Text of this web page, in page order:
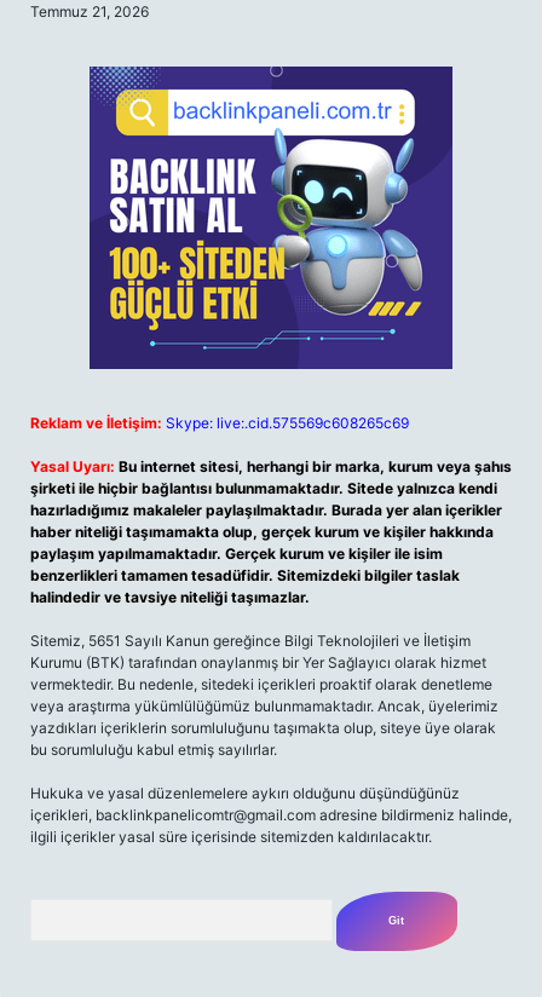
Temmuz 21, 2026
Reklam ve İletişim: Skype: live:.cid.575569c608265c69
Yasal Uyarı: Bu internet sitesi, herhangi bir marka, kurum veya şahıs
şirketi ile hiçbir bağlantısı bulunmamaktadır. Sitede yalnızca kendi
hazırladığımız makaleler paylaşılmaktadır. Burada yer alan içerikler
haber niteliği taşımamakta olup, gerçek kurum ve kişiler hakkında
paylaşım yapılmamaktadır. Gerçek kurum ve kişiler ile isim
benzerlikleri tamamen tesadüfidir. Sitemizdeki bilgiler taslak
halindedir ve tavsiye niteliği taşımazlar.
Sitemiz, 5651 Sayılı Kanun gereğince Bilgi Teknolojileri ve İletişim
Kurumu (BTK) tarafından onaylanmış bir Yer Sağlayıcı olarak hizmet
vermektedir. Bu nedenle, sitedeki içerikleri proaktif olarak denetleme
veya araştırma yükümlülüğümüz bulunmamaktadır. Ancak, üyelerimiz
yazdıkları içeriklerin sorumluluğunu taşımakta olup, siteye üye olarak
bu sorumluluğu kabul etmiş sayılırlar.
Hukuka ve yasal düzenlemelere aykırı olduğunu düşündüğünüz
içerikleri, backlinkpanelicomtr@gmail.com adresine bildirmeniz halinde,
ilgili içerikler yasal süre içerisinde sitemizden kaldırılacaktır.